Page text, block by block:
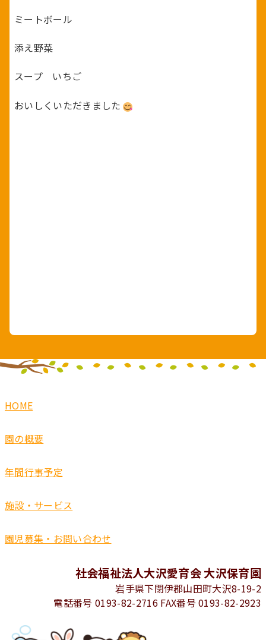
ミートボール
添え野菜
スープ いちご
おいしくいただきました
HOME
園の概要
年間行事予定
施設・サービス
園児募集・お問い合わせ
社会福祉法人大沢愛育会 大沢保育園
岩手県下閉伊郡山田町大沢8-19-2
電話番号 0193-82-2716 FAX番号 0193-82-2923